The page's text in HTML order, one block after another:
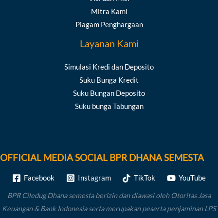
Mitra Kami
Piagam Penghargaan
Layanan Kami
Simulasi Kredi dan Deposito
Suku Bunga Kredit
Suku Bungan Deposito
Suku bunga Tabungan
OFFICIAL MEDIA SOCIAL BPR DHANA SEMESTA
Facebook Instagram TikTok YouTube
BPR Ciledug Dhana semesta berizin dan diawasi oleh Otoritas Jasa
Keuangan & Bank Indonesia serta merupakan peserta penjaminan LPS